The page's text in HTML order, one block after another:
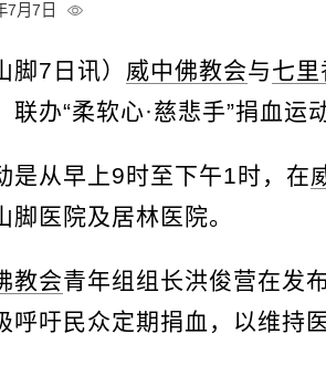
7月7日
脚7日讯） 威中佛教会与七里
联办“柔软心·慈悲手”捐血运
是从早上9时至下午1时，在
脚医院及居林医院。
教会青年组组长洪俊营在发
呼吁民众定期捐血，以维持